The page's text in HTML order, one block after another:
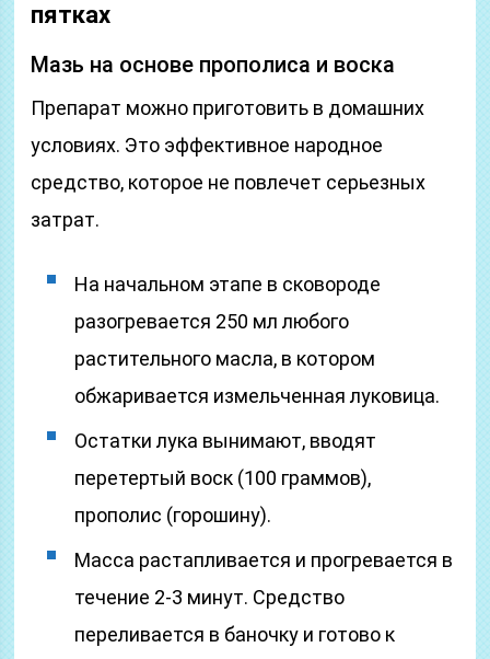
пятках
Мазь на основе прополиса и воска
Препарат можно приготовить в домашних
условиях. Это эффективное народное
средство, которое не повлечет серьезных
затрат.
На начальном этапе в сковороде
разогревается 250 мл любого
растительного масла, в котором
обжаривается измельченная луковица.
Остатки лука вынимают, вводят
перетертый воск (100 граммов),
прополис (горошину).
Масса растапливается и прогревается в
течение 2-3 минут. Средство
переливается в баночку и готово к